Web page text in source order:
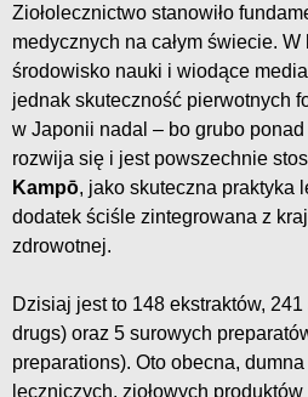
Ziołolecznictwo stanowiło
medycznych na całym świecie.
środowisko nauki i wiodące
jednak skuteczność pierwotnych
w Japonii nadal – bo grubo
rozwija się i jest powszechnie
Kampō, jako skuteczna praktyka
dodatek ściśle zintegrowana z
zdrowotnej.
Dzisiaj jest to 148 ekstraktów,
drugs) oraz 5 surowych
preparations). Oto obecna,
leczniczych, ziołowych